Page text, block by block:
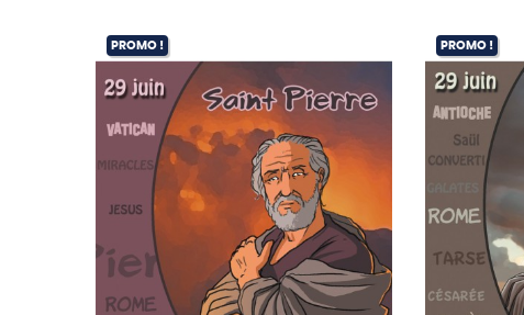
PROMO ! PROMO !